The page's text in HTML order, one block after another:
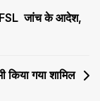
FSL जांच के आदेश,
किया गया शामिल